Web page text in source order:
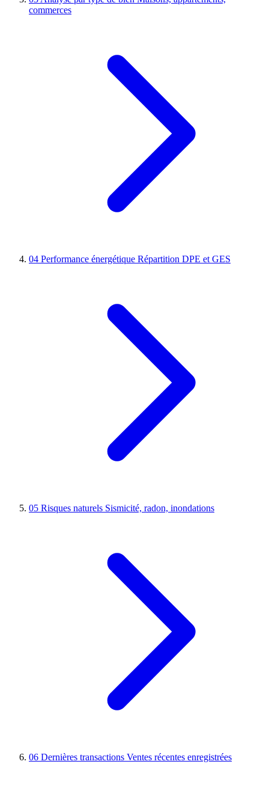
commerces
04 Performance énergétique Répartition DPE et GES
05 Risques naturels Sismicité, radon, inondations
06 Dernières transactions Ventes récentes enregistrées